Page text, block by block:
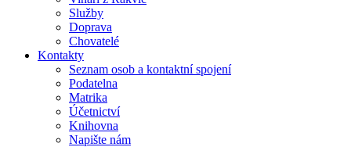
Služby
Doprava
Chovatelé
Kontakty
Seznam osob a kontaktní spojení
Podatelna
Matrika
Účetnictví
Knihovna
Napište nám